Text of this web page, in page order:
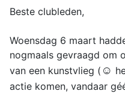
Beste clubleden,
Woensdag 6 maart
nogmaals gevraagd om
van een kunstvlieg ( ☺
actie komen, vandaar